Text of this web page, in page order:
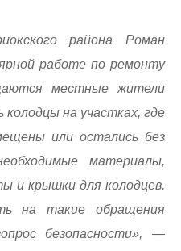
района Роман
работе по ремонту
местные жители
колодцы на участках, где
или остались без
материалы,
и крышки для колодцев.
на такие обращения
безопасности», —